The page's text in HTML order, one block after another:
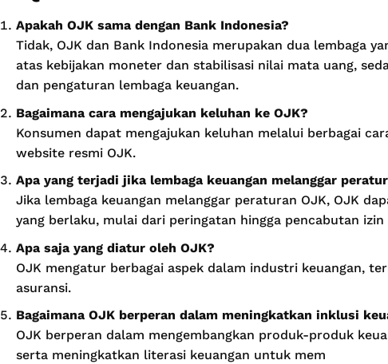
Apakah OJK sama dengan Bank Indonesia?
Tidak, OJK dan Bank Indonesia merupakan dua lembaga
atas kebijakan moneter dan stabilisasi nilai mata uang,
dan pengaturan lembaga keuangan.
Bagaimana cara mengajukan keluhan ke OJK?
Konsumen dapat mengajukan keluhan melalui berbagai
website resmi OJK.
Apa yang terjadi jika lembaga keuangan melanggar
Jika lembaga keuangan melanggar peraturan OJK, OJK
yang berlaku, mulai dari peringatan hingga pencabutan izin
Apa saja yang diatur oleh OJK?
OJK mengatur berbagai aspek dalam industri keuangan,
asuransi.
Bagaimana OJK berperan dalam meningkatkan inklusi
OJK berperan dalam mengembangkan produk-produk
serta meningkatkan literasi keuangan untuk mem